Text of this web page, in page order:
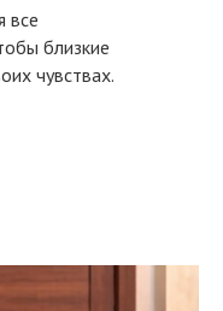
все
близкие
чувствах.